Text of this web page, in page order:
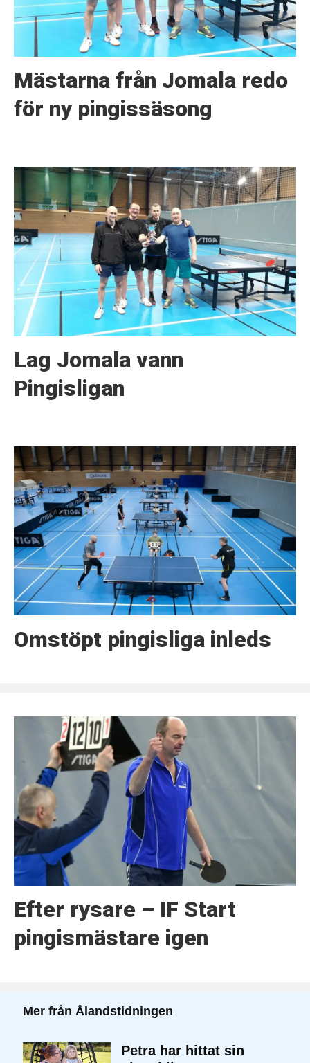
Mästarna från Jomala redo
för ny pingissäsong
Lag Jomala vann
Pingisligan
Omstöpt pingisliga inleds
Efter rysare – IF Start
pingismästare igen